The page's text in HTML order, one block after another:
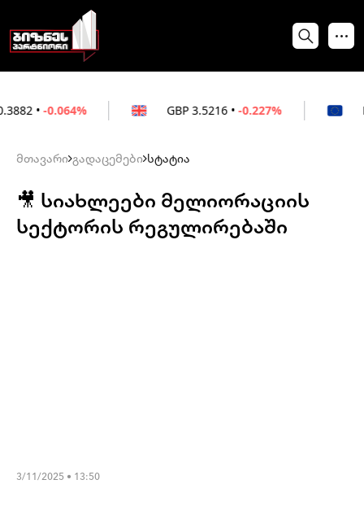
3.5216 • -0.227% EUR
მთავარი გადაცემები სტატია
🎥 სიახლეები მელიორაციის
სექტორის რეგულირებაში
3/11/2025 • 13:50